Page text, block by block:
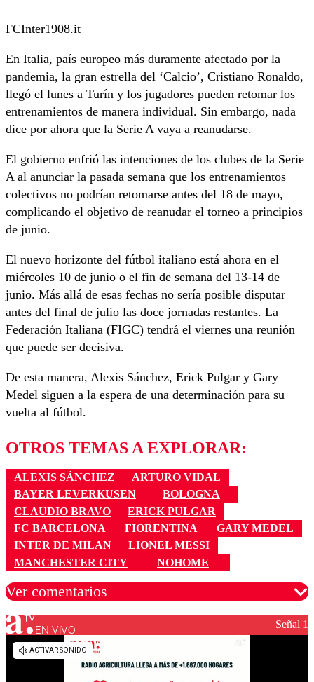
FCInter1908.it
En Italia, país europeo más duramente afectado por la
pandemia, la gran estrella del ‘Calcio’, Cristiano Ronaldo,
llegó el lunes a Turín y los jugadores pueden retomar los
entrenamientos de manera individual. Sin embargo, nada
dice por ahora que la Serie A vaya a reanudarse.
El gobierno enfrió las intenciones de los clubes de la Serie
A al anunciar la pasada semana que los entrenamientos
colectivos no podrían retomarse antes del 18 de mayo,
complicando el objetivo de reanudar el torneo a principios
de junio.
El nuevo horizonte del fútbol italiano está ahora en el
miércoles 10 de junio o el fin de semana del 13-14 de
junio. Más allá de esas fechas no sería posible disputar
antes del final de julio las doce jornadas restantes. La
Federación Italiana (FIGC) tendrá el viernes una reunión
que puede ser decisiva.
De esta manera, Alexis Sánchez, Erick Pulgar y Gary
Medel siguen a la espera de una determinación para su
vuelta al fútbol.
OTROS TEMAS A EXPLORAR:
ALEXIS SÁNCHEZ
ARTURO VIDAL
BAYER LEVERKUSEN
BOLOGNA
CLAUDIO BRAVO
ERICK PULGAR
FC BARCELONA
FIORENTINA
GARY MEDEL
INTER DE MILAN
LIONEL MESSI
MANCHESTER CITY
NOHOME
Ver comentarios
Los comentarios son moderados para garantizar un
EN VIVO Señal 1